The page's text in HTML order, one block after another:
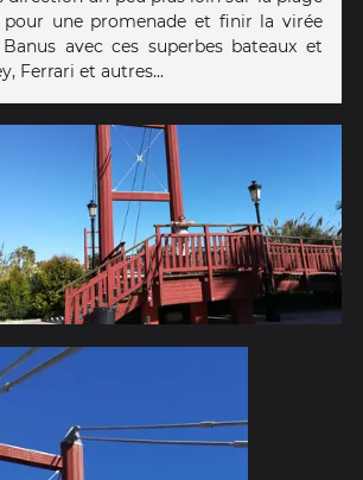
pour une promenade et finir la virée
avec ces superbes bateaux et
Ferrari et autres...